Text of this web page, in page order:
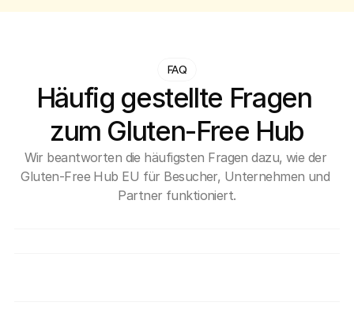
FAQ
Häufig gestellte Fragen
zum Gluten-Free Hub
Wir beantworten die häufigsten Fragen dazu, wie der
Gluten-Free Hub EU für Besucher, Unternehmen und
Partner funktioniert.